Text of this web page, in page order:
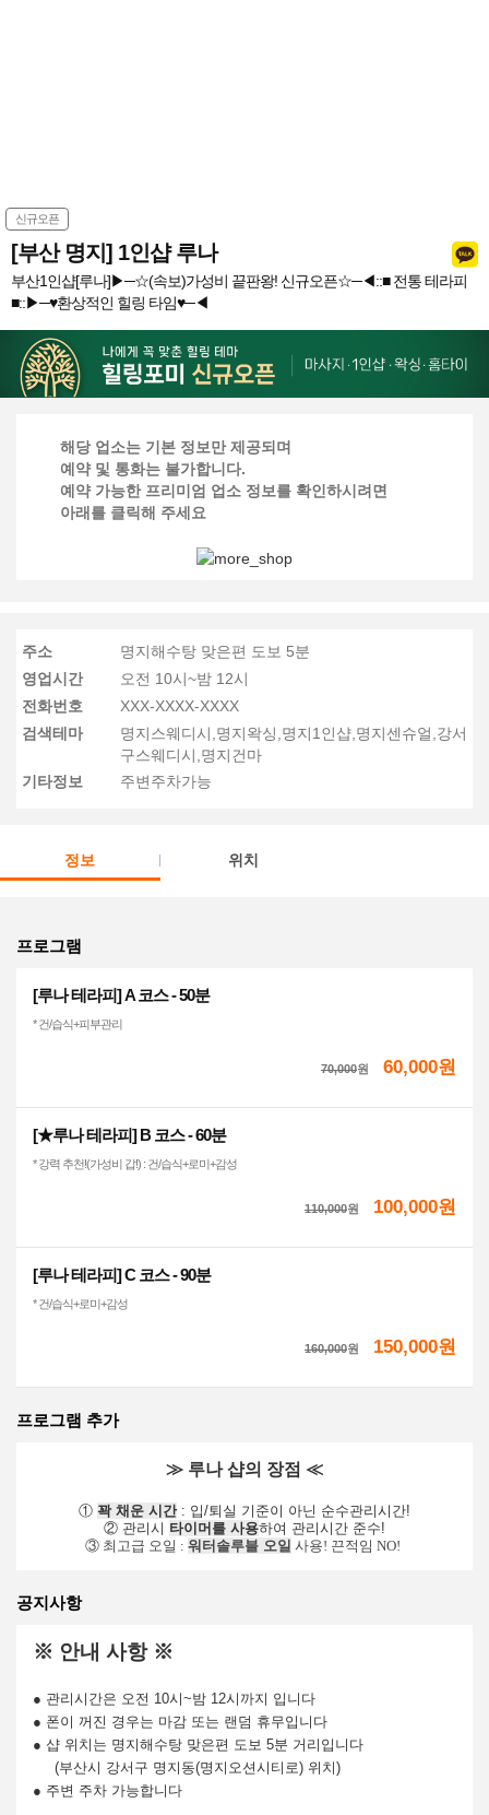
신규오픈
[부산 명지] 1인샵 루나
부산1인샵[루나]▶─☆(속보)가성비 끝판왕! 신규오픈☆─◀::■ 전통 테라피
■::▶─♥환상적인 힐링 타임♥─◀
해당 업소는 기본 정보만 제공되며
예약 및 통화는 불가합니다.
예약 가능한 프리미엄 업소 정보를 확인하시려면
아래를 클릭해 주세요
주소
명지해수탕 맞은편 도보 5분
영업시간
오전 10시~밤 12시
전화번호
XXX-XXXX-XXXX
검색테마
명지스웨디시,명지왁싱,명지1인샵,명지센슈얼,강서
구스웨디시,명지건마
기타정보
주변주차가능
정보 위치
프로그램
[루나 테라피] A 코스 - 50분
* 건/습식+피부관리
70,000원 60,000원
[★루나 테라피] B 코스 - 60분
* 강력 추천!(가성비 갑!) : 건/습식+로미+감성
110,000원 100,000원
[루나 테라피] C 코스 - 90분
* 건/습식+로미+감성
160,000원 150,000원
프로그램 추가
≫ 루나 샵의 장점 ≪
① 꽉 채운 시간: 입/퇴실 기준이 아닌 순수관리시간!
② 관리시 타이머를 사용하여 관리시간 준수!
③ 최고급 오일 : 워터솔루블 오일 사용! 끈적임 NO!
공지사항
※ 안내 사항 ※
● 관리시간은 오전 10시~밤 12시까지 입니다
● 폰이 꺼진 경우는 마감 또는 랜덤 휴무입니다
● 샵 위치는 명지해수탕 맞은편 도보 5분 거리입니다
(부산시 강서구 명지동(명지오션시티로) 위치)
● 주변 주차 가능합니다